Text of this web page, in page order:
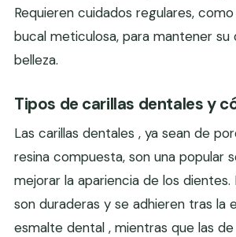
Requieren cuidados regulares,
bucal meticulosa, para mantener su
belleza.
Tipos de carillas dentales y
Las carillas dentales , ya sean de
resina compuesta, son una popular
mejorar la apariencia de los
son duraderas y se adhieren tras la
esmalte dental , mientras que las de